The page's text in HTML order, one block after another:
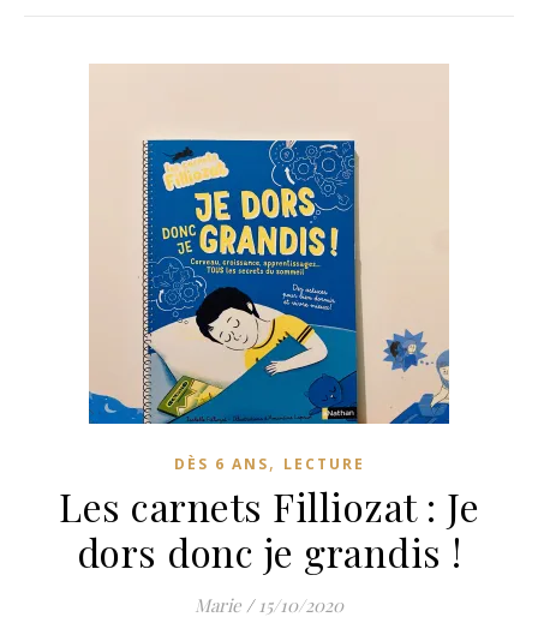
DÈS 6 ANS, LECTURE
Les carnets Filliozat : Je
dors donc je grandis !
Marie / 15/10/2020